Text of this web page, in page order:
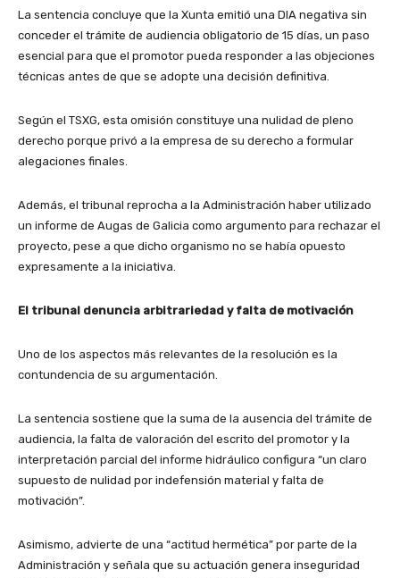
La sentencia concluye que la Xunta emitió una DIA negativa sin
conceder el trámite de audiencia obligatorio de 15 días, un paso
esencial para que el promotor pueda responder a las objeciones
técnicas antes de que se adopte una decisión definitiva.
Según el TSXG, esta omisión constituye una nulidad de pleno
derecho porque privó a la empresa de su derecho a formular
alegaciones finales.
Además, el tribunal reprocha a la Administración haber utilizado
un informe de Augas de Galicia como argumento para rechazar el
proyecto, pese a que dicho organismo no se había opuesto
expresamente a la iniciativa.
El tribunal denuncia arbitrariedad y falta de motivación
Uno de los aspectos más relevantes de la resolución es la
contundencia de su argumentación.
La sentencia sostiene que la suma de la ausencia del trámite de
audiencia, la falta de valoración del escrito del promotor y la
interpretación parcial del informe hidráulico configura “un claro
supuesto de nulidad por indefensión material y falta de
motivación”.
Asimismo, advierte de una “actitud hermética” por parte de la
Administración y señala que su actuación genera inseguridad